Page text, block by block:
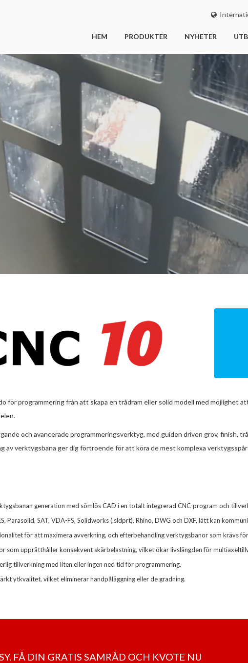
HEM PRODUKTER NYHETER
för programmering från att skapa en trådram eller solid modell med möjlighet
och avancerade programmeringsverktyg, med guiden driven grov, finish,
av verktygsbana ger dig förtroende för att köra de mest komplexa
generation med sömlös CAD i en totalt integrerad CNC-program och
Parasolid, SAT, VDA-FS, Solidworks (.sldprt), Rhino, DWG och DXF, lätt kan
för att maximera avverkning, och efterbehandling verktygsbanor som krävs
som upprätthåller konsekvent skärbelastning, vilket ökar livslängden för
tillverkning med liten eller ingen ned tid för programmering.
ytkvalitet, vilket eliminerar handpåläggning eller de gradning.
FÅ DIN GRATIS SAMRÅD OCH KVOTE NU